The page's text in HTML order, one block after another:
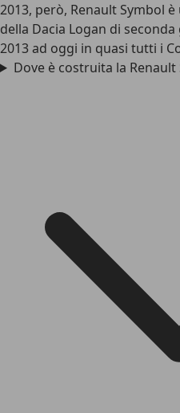
2013, però, Renault Symbol
della Dacia Logan di
2013 ad oggi in quasi tutti i
Dove è costruita la Renault